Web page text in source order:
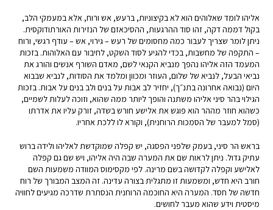
אליהו לומד שאלוהים הוא לא בקיצוניות, ברעש, אש ורוח, אלא במעמקי הלב,
בקול דממה דקה, זהו סוד ההרגעות, ההסיכאזם של הנזירות האורתודוקסית.
ניתן לומר שצריך לעבור כמה מחסומים של רעש – גירוי, אש – עודף רגשי, ורוח
– התקפה של מחשבות, בכדי להגיע לסוד השקט, לחיבור עם האלוהות. בזכות
המעמד הזה אליהו נהפך מנביא הקנאי לשם, מאדם השורף אנשים והורג את
נביאי הבעל, לנביא של שלום, העוזר ומכוון ומלמד את הסודות, לנביא שבבוא
היום (נבואה אחרונה בתנ״ך), יחזיר לב אבות על בנים ולב בנים על אבות. בזכות
הגילוי בהר סיני אליהו משתנה והופך ליותר ממה שהוא, וזוכה לעלות לשמיים,
כשהוא חוזר מההר הוא פוגש את אלישע חורש בשדה, זורק עליו את אדרתו
(סמל למעבר של הסמכות הרוחנית), וקורא לו ללכת אחריו.
בראש הר סיני, בעמק שלפני הפסגה, יש קפלה שמוקדשת לאליהו ולידה ברוש
עתיק גדול. ניתן לראות שם את המערה שבה היה אליהו, ויש שם גם קפלה
לאלישע וקפלה לקדושה בשם מרינה. לפי מקסימוס המוודה משמעות השם
חורב היא חדש, ומשמעות זו מתגלית בצורה עדינה. זה המצב המבורך של רוח
חדשה של חסד. המערה היא החוכמה הרוחנית הנסתרת שדרכה מגיעים לחוויה
מיסטית וידע שהוא מעבר לחושים.